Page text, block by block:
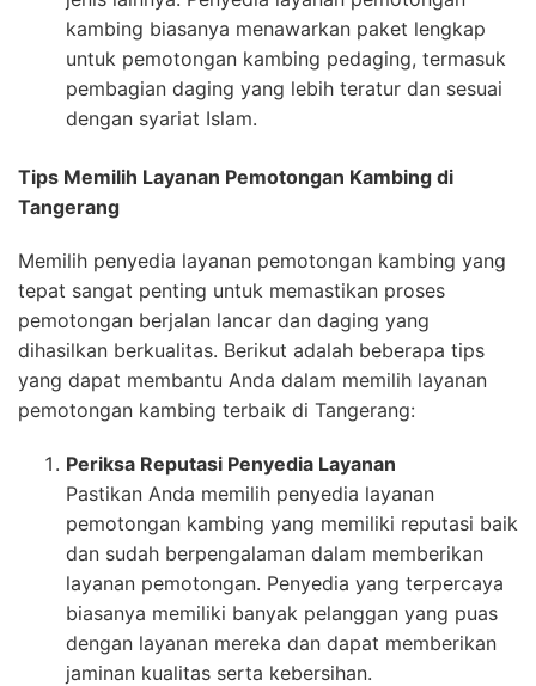
kambing biasanya menawarkan paket lengkap
untuk pemotongan kambing pedaging, termasuk
pembagian daging yang lebih teratur dan sesuai
dengan syariat Islam.
Tips Memilih Layanan Pemotongan Kambing di
Tangerang
Memilih penyedia layanan pemotongan kambing yang
tepat sangat penting untuk memastikan proses
pemotongan berjalan lancar dan daging yang
dihasilkan berkualitas. Berikut adalah beberapa tips
yang dapat membantu Anda dalam memilih layanan
pemotongan kambing terbaik di Tangerang:
Periksa Reputasi Penyedia Layanan
Pastikan Anda memilih penyedia layanan
pemotongan kambing yang memiliki reputasi baik
dan sudah berpengalaman dalam memberikan
layanan pemotongan. Penyedia yang terpercaya
biasanya memiliki banyak pelanggan yang puas
dengan layanan mereka dan dapat memberikan
jaminan kualitas serta kebersihan.